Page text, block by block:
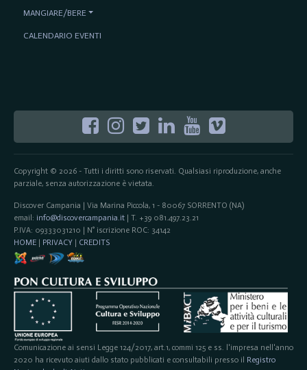
Copyright © 2026 - Tutti i diritti sono riservati. Qualsiasi riproduzione, anche
parziale, senza autorizzazione è vietata.
Discover Campania | Via Marina Piccola, 1 - 80067 SORRENTO (NA)
email: info@discovercampania.it| T. +39 081.497.23.21
P.IVA: 09333031210 | N° iscrizione ROC: 34142
HOME| PRIVACY | CREDITS
Comunicazione ai sensi Legge 124/2017, art.1, commi 125 e ss. l'impresa nell'anno
2020 ha ricevuto aiuti dallo stato pubblicati e consultabili presso il Registro
MANGIARE/BERE
CALENDARIO EVENTI